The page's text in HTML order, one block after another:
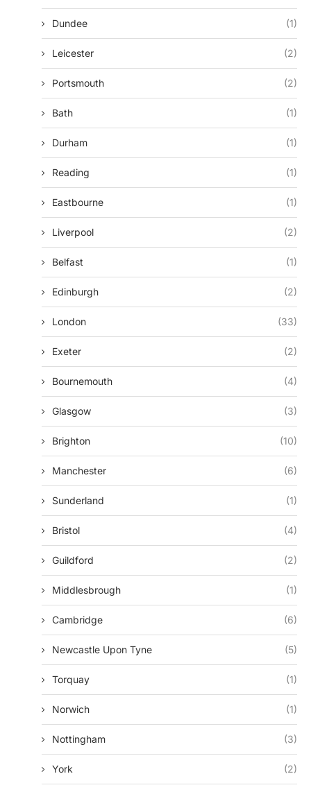
Dundee (1)
Leicester (2)
Portsmouth (2)
Bath (1)
Durham (1)
Reading (1)
Eastbourne (1)
Liverpool (2)
Belfast (1)
Edinburgh (2)
London (33)
Exeter (2)
Bournemouth (4)
Glasgow (3)
Brighton (10)
Manchester (6)
Sunderland (1)
Bristol (4)
Guildford (2)
Middlesbrough (1)
Cambridge (6)
Newcastle Upon Tyne (5)
Torquay (1)
Norwich (1)
Nottingham (3)
York (2)